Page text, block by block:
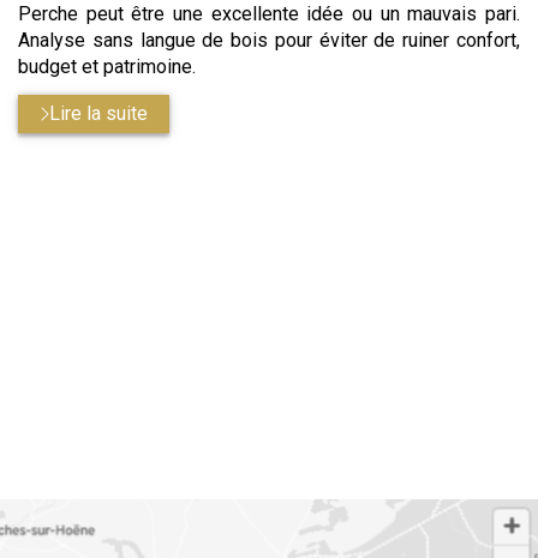
Perche peut être une excellente idée ou un mauvais pari.
Analyse sans langue de bois pour éviter de ruiner confort,
budget et patrimoine.
Lire la suite